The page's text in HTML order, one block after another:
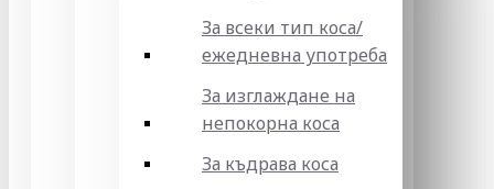
За всеки тип коса/
ежедневна употреба
За изглаждане на
непокорна коса
За къдрава коса